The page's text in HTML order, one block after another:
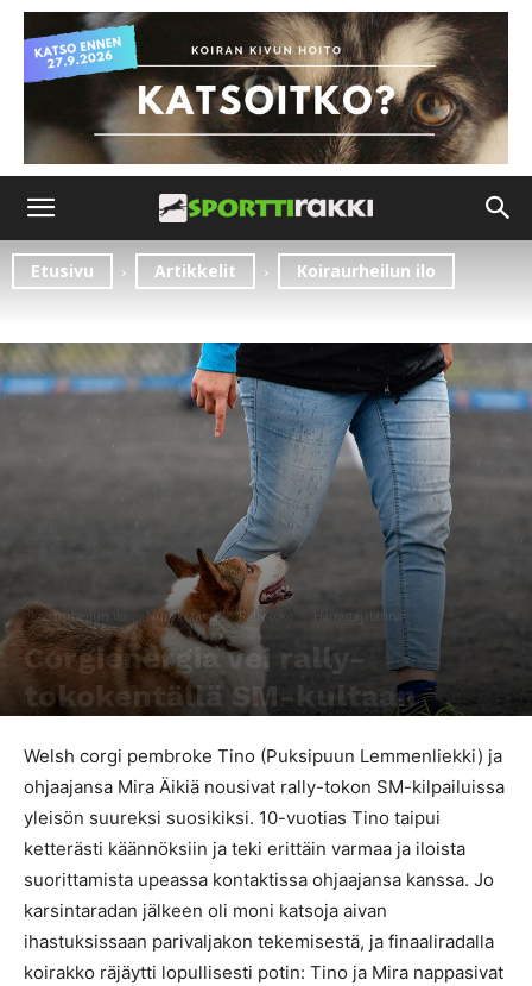
Etusivu Artikkelit Koiraurheilun ilo
Koiraurheilun ilo Nuuski tämä Rally-toko Harrastajatarinat
Corgienergia vei rally-
tokokentällä SM-kultaan
Welsh corgi pembroke Tino (Puksipuun Lemmenliekki) ja
ohjaajansa Mira Äikiä nousivat rally-tokon SM-kilpailuissa
yleisön suureksi suosikiksi. 10-vuotias Tino taipui
ketterästi käännöksiin ja teki erittäin varmaa ja iloista
suorittamista upeassa kontaktissa ohjaajansa kanssa. Jo
karsintaradan jälkeen oli moni katsoja aivan
ihastuksissaan parivaljakon tekemisestä, ja finaaliradalla
koirakko räjäytti lopullisesti potin: Tino ja Mira nappasivat